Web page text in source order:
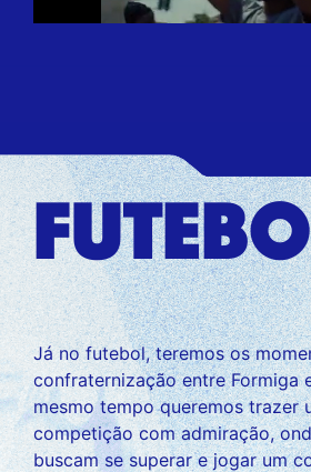
Já no futebol, teremos os
confraternização entre Formiga
mesmo tempo queremos trazer
competição com admiração,
buscam se superar e jogar um